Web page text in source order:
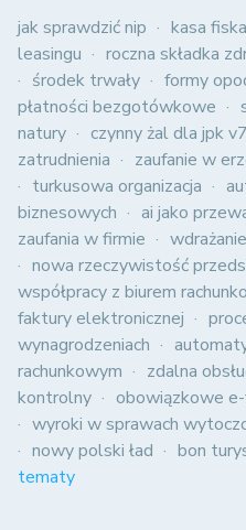
jak sprawdzić nip kasa
leasingu
roczna składka
środek trwały
formy
płatności bezgotówkowe
natury
czynny żal dla jpk v7
zatrudnienia
zaufanie w
turkusowa organizacja
biznesowych
ai jako
zaufania w firmie
nowa rzeczywistość
współpracy z biurem
faktury elektronicznej
wynagrodzeniach
rachunkowym
zdalna
kontrolny
obowiązkowe
wyroki w sprawach
nowy polski ład
bon
tematy